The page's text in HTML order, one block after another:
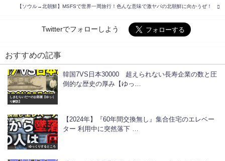
【ソウル→北朝鮮】MSFSで世界一周旅行！色んな意味で激ヤバの北朝鮮に向かうぜ！
Twitterでフォローしよう
おすすめの記事
しまむらいだーのお部屋【ゆっく
り解説】
韓国7VS日本30000 超えられない長寿企業の数と圧
倒的な歴史の厚み【ゆっ…
ゆっくりするところ
【2024年】『60年間交換無し』集合住宅のエレベー
ター 利用中に突然落下 …